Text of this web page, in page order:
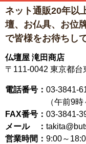
ネット通販20年以
壇、お仏具、お位
で皆様をお待ちし
仏壇屋 滝田商店
〒111-0042 東京都台
電話番号： 03-3841-
（午前9時
FAX番号： 03-3841-
メール ：
営業時間： 9:00～